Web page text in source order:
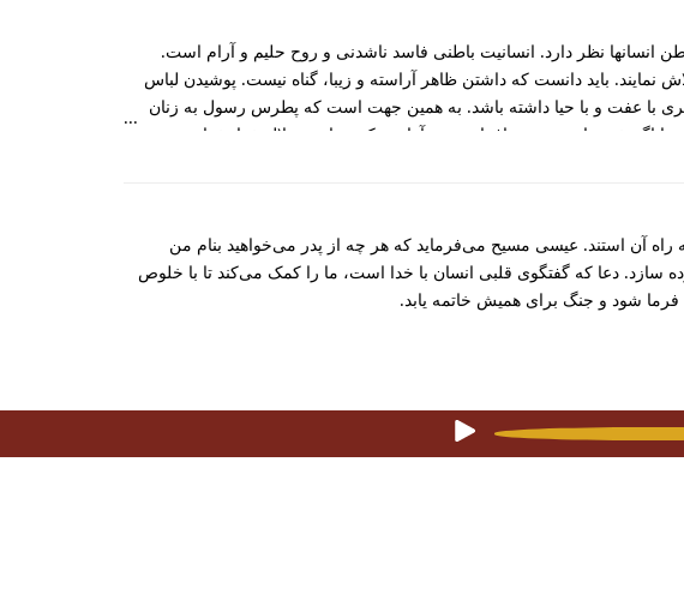
انسانها نظر دارد. انسانیت باطنی فاسد ناشدنی و روح حلیم و آرام است.
نمایند. باید دانست که داشتن ظاهر آراسته و زیبا، گناه نیست. پوشیدن لباس
با عفت و با حیا داشته باشد. به همین جهت است که پطرس رسول به زنان
اگر خود را به صورت افراد دنیوی آرایش کنند، باعث جلال خدا نخواهند شد.
آن استند. عیسی مسیح می‌‌‌فرماید که هر چه از پدر می‌‌‌خواهید بنام من
سازد. دعا که گفتگوی قلبی انسان با خدا است، ما را کمک می‌‌‌کند تا با خلوص
شود و جنگ برای همیش خاتمه یابد.